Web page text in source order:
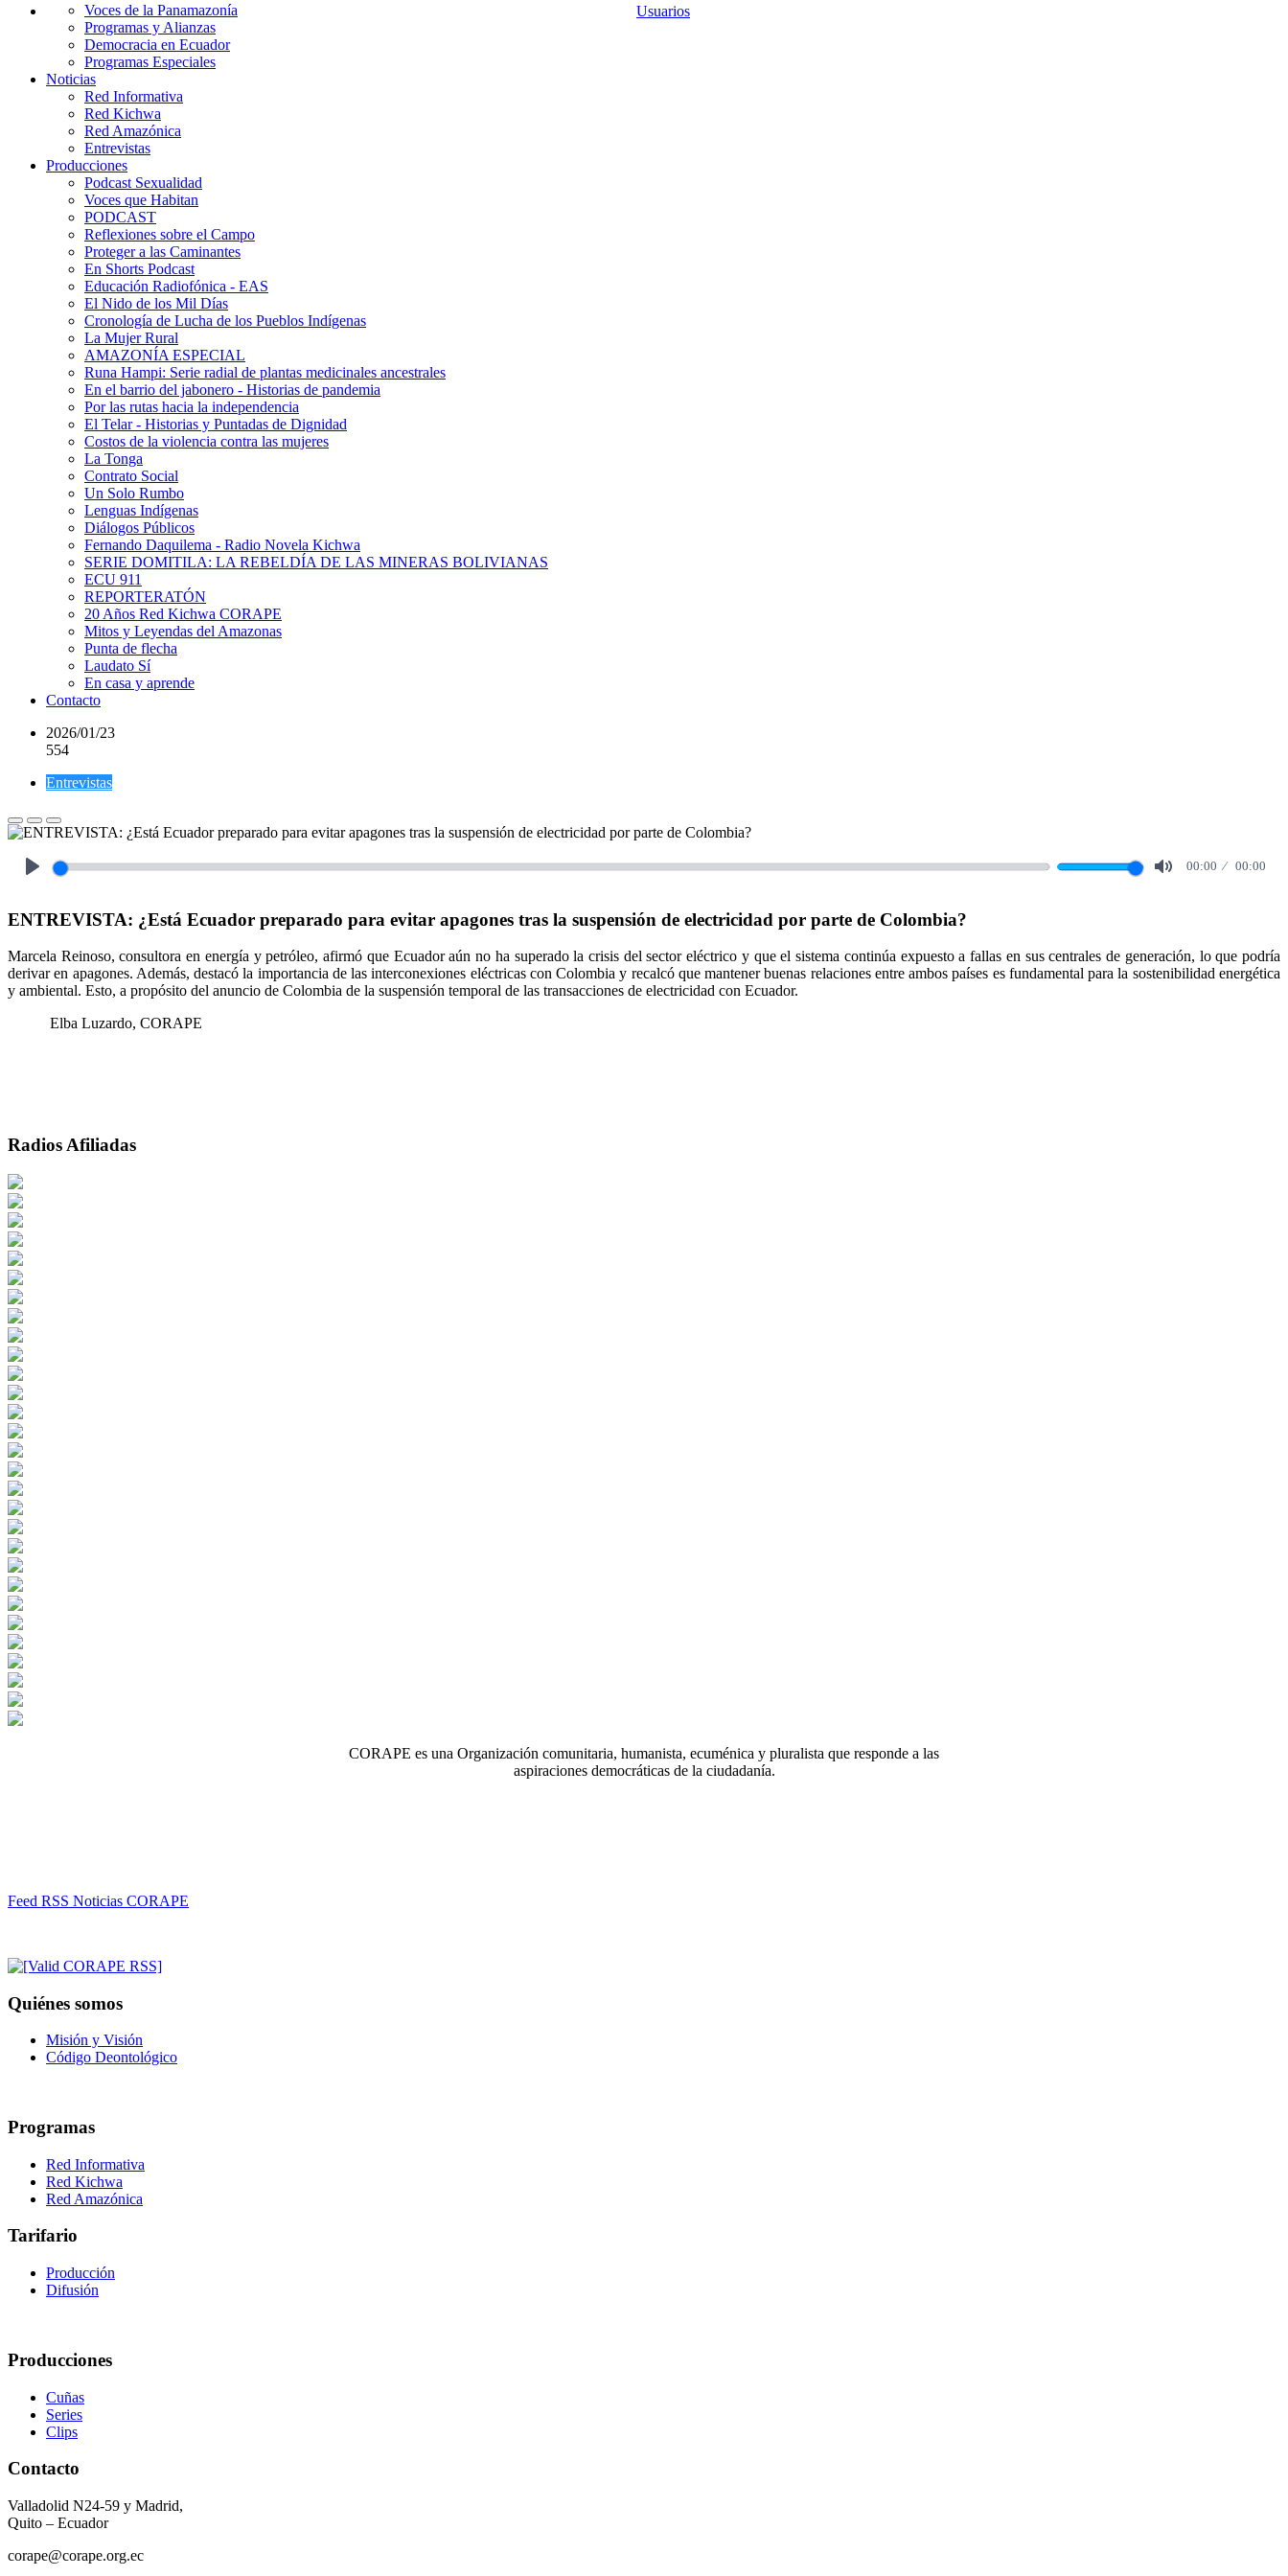
Usuarios
Voces de la Panamazonía
Programas y Alianzas
Democracia en Ecuador
Programas Especiales
Noticias
Red Informativa
Red Kichwa
Red Amazónica
Entrevistas
Producciones
Podcast Sexualidad
Voces que Habitan
PODCAST
Reflexiones sobre el Campo
Proteger a las Caminantes
En Shorts Podcast
Educación Radiofónica - EAS
El Nido de los Mil Días
Cronología de Lucha de los Pueblos Indígenas
La Mujer Rural
AMAZONÍA ESPECIAL
Runa Hampi: Serie radial de plantas medicinales ancestrales
En el barrio del jabonero - Historias de pandemia
Por las rutas hacia la independencia
El Telar - Historias y Puntadas de Dignidad
Costos de la violencia contra las mujeres
La Tonga
Contrato Social
Un Solo Rumbo
Lenguas Indígenas
Diálogos Públicos
Fernando Daquilema - Radio Novela Kichwa
SERIE DOMITILA: LA REBELDÍA DE LAS MINERAS BOLIVIANAS
ECU 911
REPORTERATÓN
20 Años Red Kichwa CORAPE
Mitos y Leyendas del Amazonas
Punta de flecha
Laudato Sí
En casa y aprende
Contacto
2026/01/23
554
Entrevistas
00:00 00:00
ENTREVISTA: ¿Está Ecuador preparado para evitar apagones tras la suspensión de electricidad por parte de Colombia?
Marcela Reinoso, consultora en energía y petróleo, afirmó que Ecuador aún no ha superado la crisis del sector eléctrico y que el sistema continúa expuesto a fallas en sus centrales de generación, lo que podría
derivar en apagones. Además, destacó la importancia de las interconexiones eléctricas con Colombia y recalcó que mantener buenas relaciones entre ambos países es fundamental para la sostenibilidad energética
y ambiental. Esto, a propósito del anuncio de Colombia de la suspensión temporal de las transacciones de electricidad con Ecuador.
Elba Luzardo, CORAPE
Radios Afiliadas
CORAPE es una Organización comunitaria, humanista, ecuménica y pluralista que responde a las
aspiraciones democráticas de la ciudadanía.
Feed RSS Noticias CORAPE
Quiénes somos
Misión y Visión
Código Deontológico
Programas
Red Informativa
Red Kichwa
Red Amazónica
Tarifario
Producción
Difusión
Producciones
Cuñas
Series
Clips
Contacto
Valladolid N24-59 y Madrid,
Quito – Ecuador
corape@corape.org.ec